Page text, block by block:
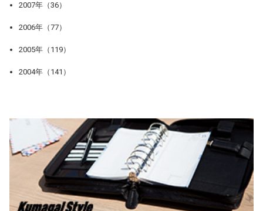
2007年（36）
2006年（77）
2005年（119）
2004年（141）